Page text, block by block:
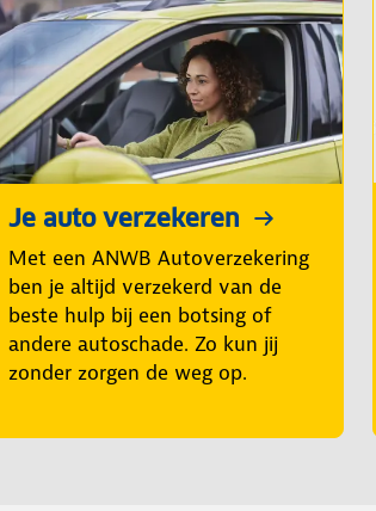
Je auto verzekeren
Met een ANWB Autoverzekering
ben je altijd verzekerd van de
beste hulp bij een botsing of
andere autoschade. Zo kun jij
zonder zorgen de weg op.